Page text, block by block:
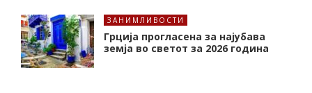
ЗАНИМЛИВОСТИ
Грција прогласена за најубава
земја во светот за 2026 година